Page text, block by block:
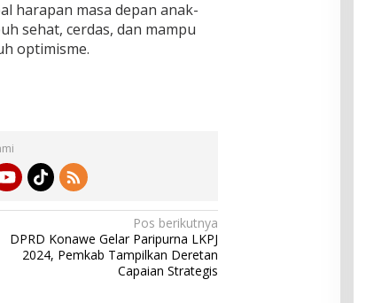
harapan masa depan anak-
sehat, cerdas, dan mampu
optimisme.
Pos berikutnya
DPRD Konawe Gelar Paripurna LKPJ
2024, Pemkab Tampilkan Deretan
Capaian Strategis